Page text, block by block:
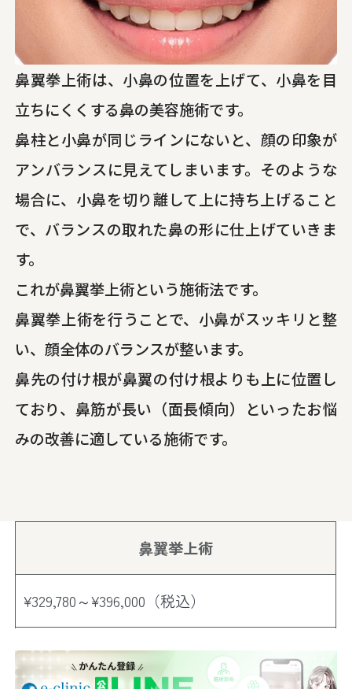
鼻翼拳上術は、小鼻の位置を上げて、小鼻を目
立ちにくくする鼻の美容施術です。
鼻柱と小鼻が同じラインにないと、顔の印象が
アンバランスに見えてしまいます。そのような
場合に、小鼻を切り離して上に持ち上げること
で、バランスの取れた鼻の形に仕上げていきま
す。
これが鼻翼挙上術という施術法です。
鼻翼拳上術を行うことで、小鼻がスッキリと整
い、顔全体のバランスが整います。
鼻先の付け根が鼻翼の付け根よりも上に位置し
ており、鼻筋が長い（面長傾向）といったお悩
みの改善に適している施術です。
鼻翼挙上術
¥329,780～¥396,000（税込）